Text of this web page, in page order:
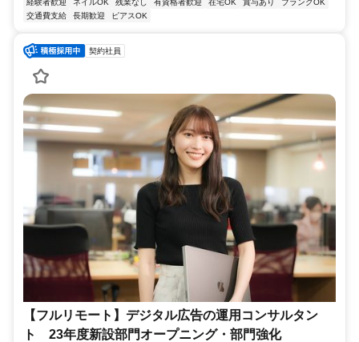
交通費支給
長期歓迎 ピアスOK
契約社員
【フルリモート】デジタル広告の運用コンサルタン
ト 23年度新設部門オープニング・部門強化